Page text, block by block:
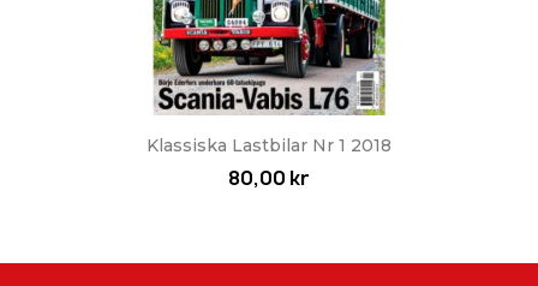
Klassiska Lastbilar Nr 1 2018
80,00 kr